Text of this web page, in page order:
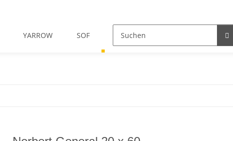
YARROW SOF NORBERT